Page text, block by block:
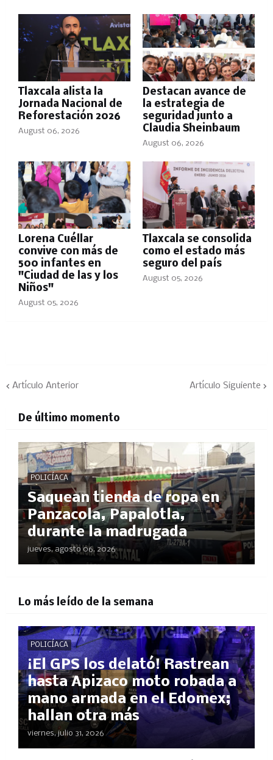
Tlaxcala alista la
Jornada Nacional de
Reforestación 2026
August 06, 2026
Destacan avance de
la estrategia de
seguridad junto a
Claudia Sheinbaum
August 06, 2026
Lorena Cuéllar
convive con más de
500 infantes en
"Ciudad de las y los
Niños"
August 05, 2026
Tlaxcala se consolida
como el estado más
seguro del país
August 05, 2026
Artículo Anterior Artículo Siguiente
De último momento
POLICÍACA
Saquean tienda de ropa en
Panzacola, Papalotla,
durante la madrugada
jueves, agosto 06, 2026
Lo más leído de la semana
POLICÍACA
¡El GPS los delató! Rastrean
hasta Apizaco moto robada a
mano armada en el Edomex;
hallan otra más
viernes, julio 31, 2026